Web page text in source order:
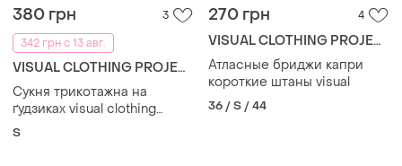
380 грн
3
342 грн с 13 авг.
VISUAL CLOTHING PROJECT
Сукня трикотажна на
ґудзиках visual clothing
project s
S
270 грн 4
VISUAL CLOTHING PROJECT
Атласные бриджи капри
короткие штаны visual
36 / S / 44